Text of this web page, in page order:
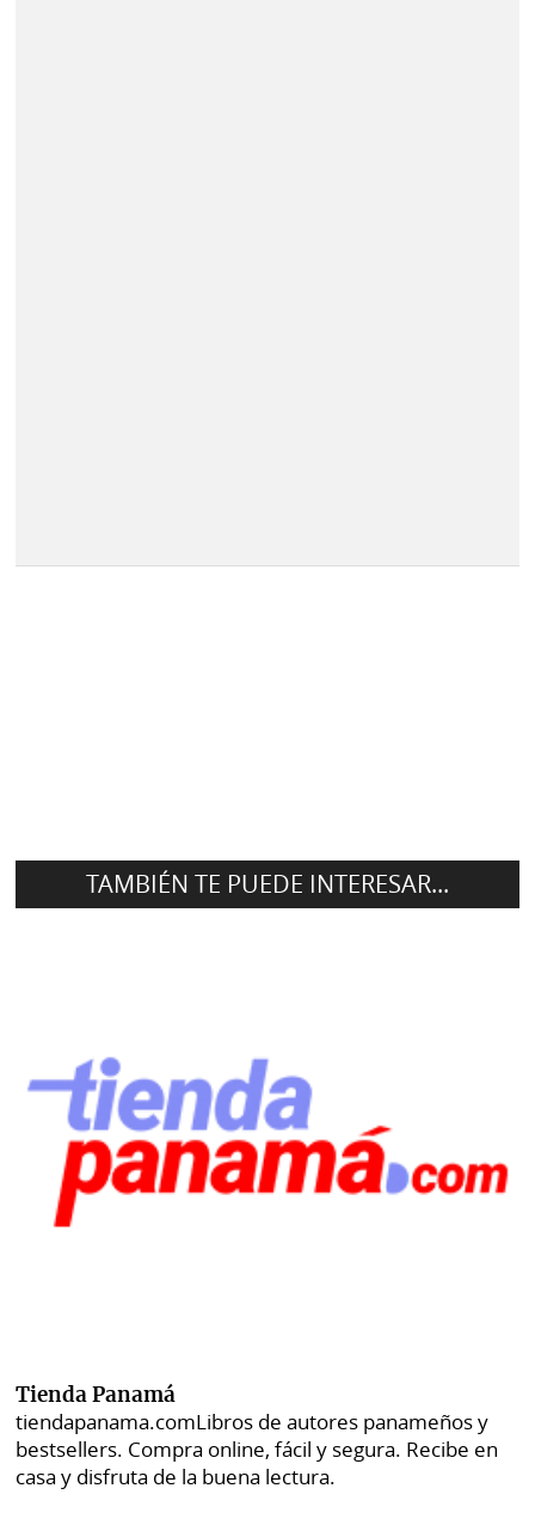
TAMBIÉN TE PUEDE INTERESAR...
Tienda Panamá
tiendapanama.comLibros de autores panameños y
bestsellers. Compra online, fácil y segura. Recibe en
casa y disfruta de la buena lectura.